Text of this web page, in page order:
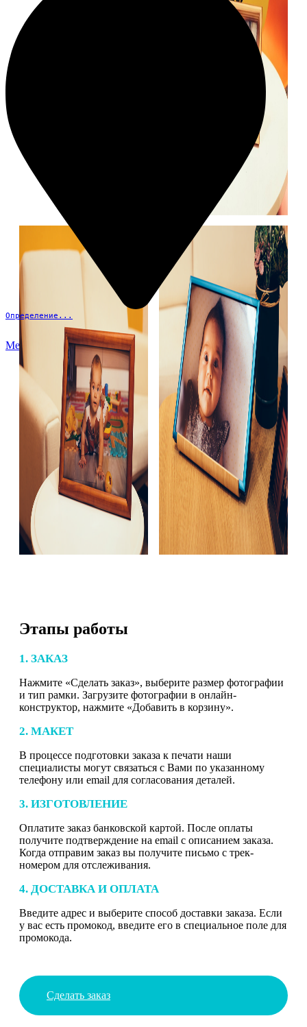
Определение...
Меню
Этапы работы
1. ЗАКАЗ
Нажмите «Сделать заказ», выберите размер фотографии
и тип рамки. Загрузите фотографии в онлайн-
конструктор, нажмите «Добавить в корзину».
2. МАКЕТ
В процессе подготовки заказа к печати наши
специалисты могут связаться с Вами по указанному
телефону или email для согласования деталей.
3. ИЗГОТОВЛЕНИЕ
Оплатите заказ банковской картой. После оплаты
получите подтверждение на email с описанием заказа.
Когда отправим заказ вы получите письмо с трек-
номером для отслеживания.
4. ДОСТАВКА И ОПЛАТА
Введите адрес и выберите способ доставки заказа. Если
у вас есть промокод, введите его в специальное поле для
промокода.
Сделать заказ